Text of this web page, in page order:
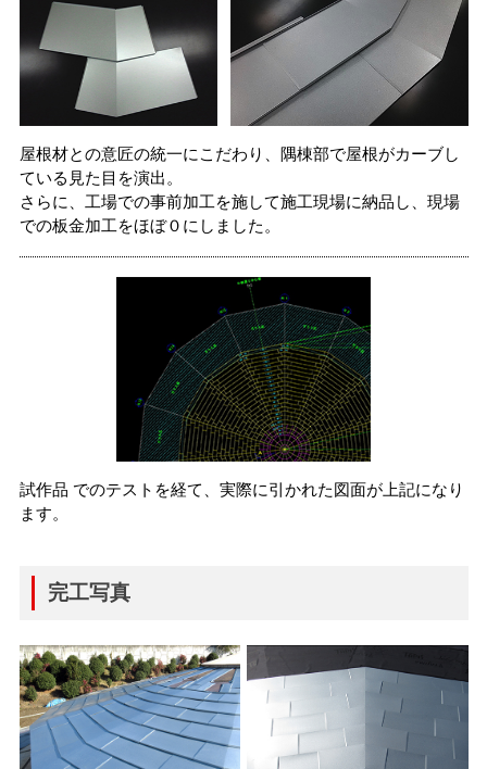
屋根材との意匠の統一にこだわり、隅棟部で屋根がカーブし
ている見た目を演出。
さらに、工場での事前加工を施して施工現場に納品し、現場
での板金加工をほぼ０にしました。
試作品 でのテストを経て、実際に引かれた図面が上記になり
ます。
完工写真